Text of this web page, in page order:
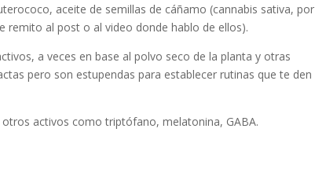
aceite de semillas de cáñamo (cannabis sativa, por
remito al post o al video donde hablo de ellos).
a veces en base al polvo seco de la planta y otras
pero son estupendas para establecer rutinas que te den
activos como triptófano, melatonina, GABA.